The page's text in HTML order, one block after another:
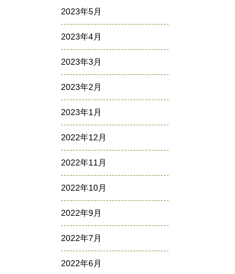
2023年5月
2023年4月
2023年3月
2023年2月
2023年1月
2022年12月
2022年11月
2022年10月
2022年9月
2022年7月
2022年6月